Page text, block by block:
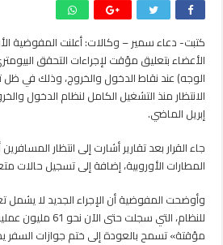
كتبت- دعاء سمير – وكالات: أعلنت المفوضية
الأعضاء بتعليق مؤقت لإجراءات التحقق
الوجه) عند نقاط الدخول والخروج، وذلك في ظل
إبريل الماضي.
جاء القرار بعد تقارير أشارت إلى انتظار
المطارات الأوروبية، إضافة إلى تسجيل حالات
وأوضحت المفوضية أن الإجراء الجديد لا يشمل
للنظام، التي سجلت
مؤقتة» تسمح بالعودة إلى ختم جوازات السفر